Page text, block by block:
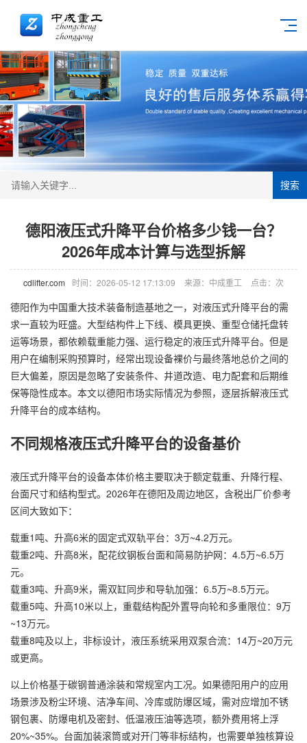
搜索
德阳液压式升降平台价格多少钱一台？
2026年成本计算与选型拆解
cdlifter.com 时间：2026-05-12 17:13:09 来源：中成重工 点击： 次
德阳作为中国重大技术装备制造基地之一，对液压式升降平台的需
求一直较为旺盛。大型结构件上下线、模具更换、重型仓储托盘转
运等场景，都依赖载重能力强、运行稳定的液压式升降平台。但是
用户在编制采购预算时，经常出现设备裸价与最终落地总价之间的
巨大偏差，原因是忽略了安装条件、井道改造、电力配套和后期维
保等隐性成本。本文以德阳市场实际情况为参照，逐层拆解液压式
升降平台的成本结构。
不同规格液压式升降平台的设备基价
液压式升降平台的设备本体价格主要取决于额定载重、升降行程、
台面尺寸和结构型式。2026年在德阳及周边地区，含税出厂价参考
区间大致如下：
载重1吨、升高6米的固定式双轨平台：3万~4.2万元。
载重2吨、升高8米，配花纹钢板台面和简易防护网：4.5万~6.5万
元。
载重3吨、升高9米，需双缸同步和导轨加强：6.5万~8.5万元。
载重5吨、升高10米以上，重载结构配外置导向轮和多重限位：9万
~13万元。
载重8吨及以上，非标设计，液压系统采用双泵合流：14万~20万元
或更高。
以上价格基于碳钢普通涂装和常规室内工况。如果德阳用户的应用
场景涉及粉尘环境、洁净车间、冷库或防爆区域，需对应增加不锈
钢包裹、防爆电机及密封、低温液压油等选项，额外费用将上浮
20%~35%。台面加装滚筒或对开门等非标结构，也需要单独核算设